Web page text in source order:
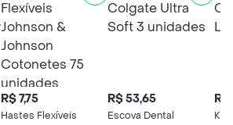
R$ 7,75
Hastes Flexíveis
R$ 53,65
Escova Dental
R$